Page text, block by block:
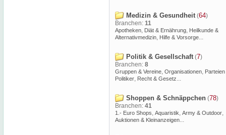
Medizin & Gesundheit(64)
Branchen: 11
Apotheken, Diät & Ernährung, Heilkunde &
Alternativmedizin, Hilfe & Vorsorge...
Politik & Gesellschaft(7)
Branchen: 8
Gruppen & Vereine, Organisationen, Parteien
Politiker, Recht & Gesetz...
Shoppen & Schnäppchen (78)
Branchen: 41
1.- Euro Shops, Aquaristik, Army & Outdoor,
Auktionen & Kleinanzeigen...